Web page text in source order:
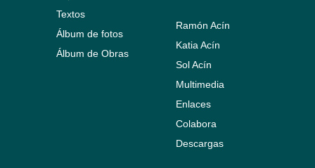
Textos
Álbum de fotos
Álbum de Obras
Ramón Acín
Katia Acín
Sol Acín
Multimedia
Enlaces
Colabora
Descargas